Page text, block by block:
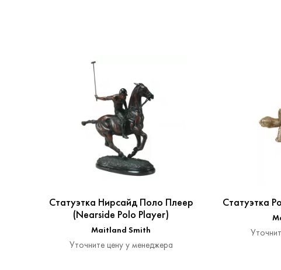
Статуэтка Нирсайд Поло Плеер
(Nearside Polo Player)
Maitland Smith
Уточните цену у менеджера
Статуэтка